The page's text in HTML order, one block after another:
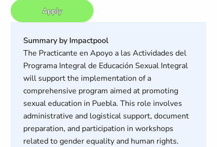
Apply
Summary by Impactpool
The Practicante en Apoyo a las Actividades del
Programa Integral de Educación Sexual Integral
will support the implementation of a
comprehensive program aimed at promoting
sexual education in Puebla. This role involves
administrative and logistical support, document
preparation, and participation in workshops
related to gender equality and human rights.